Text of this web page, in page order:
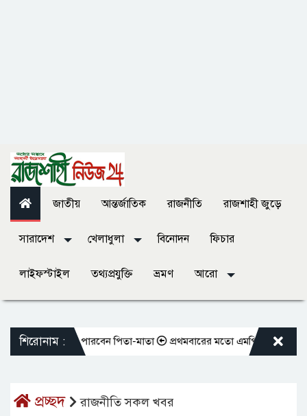
জাতীয় আন্তর্জাতিক রাজনীতি রাজশাহী জুড়ে
সারাদেশ খেলাধুলা বিনোদন ফিচার
লাইফস্টাইল তথ্যপ্রযুক্তি ভ্রমণ আরো
শিরোনাম :
ভোগ করতে পারবেন পিতা-মাতা প্রথমবারের মতো এমপিওভুক্ত শিক্ষকদের
প্রচ্ছদ রাজনীতি সকল খবর